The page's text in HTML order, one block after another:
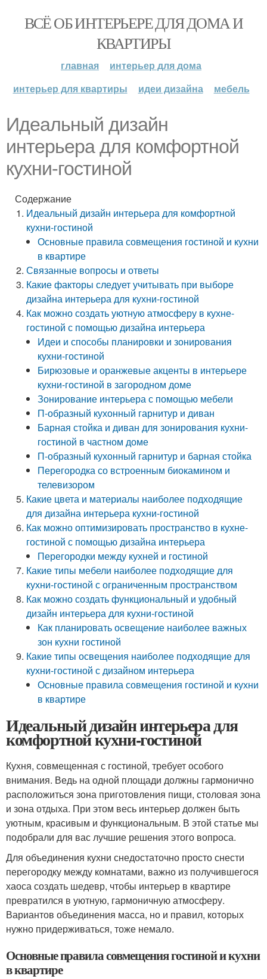
ВСЁ ОБ ИНТЕРЬЕРЕ ДЛЯ ДОМА И
КВАРТИРЫ
главная
интерьер для дома
интерьер для квартиры
идеи дизайна мебель
Идеальный дизайн
интерьера для комфортной
кухни-гостиной
Содержание
Идеальный дизайн интерьера для комфортной
кухни-гостиной
Основные правила совмещения гостиной и кухни
в квартире
Связанные вопросы и ответы
Какие факторы следует учитывать при выборе
дизайна интерьера для кухни-гостиной
Как можно создать уютную атмосферу в кухне-
гостиной с помощью дизайна интерьера
Идеи и способы планировки и зонирования
кухни-гостиной
Бирюзовые и оранжевые акценты в интерьере
кухни-гостиной в загородном доме
Зонирование интерьера с помощью мебели
П-образный кухонный гарнитур и диван
Барная стойка и диван для зонирования кухни-
гостиной в частном доме
П-образный кухонный гарнитур и барная стойка
Перегородка со встроенным биокамином и
телевизором
Какие цвета и материалы наиболее подходящие
для дизайна интерьера кухни-гостиной
Как можно оптимизировать пространство в кухне-
гостиной с помощью дизайна интерьера
Перегородки между кухней и гостиной
Какие типы мебели наиболее подходящие для
кухни-гостиной с ограниченным пространством
Как можно создать функциональный и удобный
дизайн интерьера для кухни-гостиной
Как планировать освещение наиболее важных
зон кухни гостиной
Какие типы освещения наиболее подходящие для
кухни-гостиной с дизайном интерьера
Основные правила совмещения гостиной и кухни
в квартире
Идеальный дизайн интерьера для
комфортной кухни-гостиной
Кухня, совмещенная с гостиной, требует особого
внимания. Ведь на одной площади должны гармонично
расположиться зона приготовления пищи, столовая зона
и зона отдыха. При этом весь интерьер должен быть
уютным, красивым и функциональным. В этой статье мы
подобрали для вас лучшие решения этого вопроса.
Для объединения кухни снедостаточно просто снести
перегородку между комнатами, важно из получившегося
хаоса создать шедевр, чтобы интерьер в квартире
превратился в уютную, гармоничную атмосферу.
Вариантов объединения масса, но и правил, которых
нужно придерживаться, тоже немало.
Основные правила совмещения гостиной и кухни
в квартире